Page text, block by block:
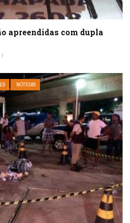
apreendidas com dupla
NOTÍCIAS